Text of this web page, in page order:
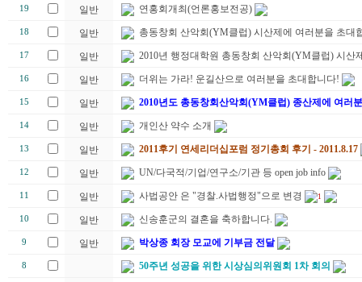
19 일반 연홍회개최(언론홍보전공)
18 일반 총동창회 산악회(YM클럽) 시산제에 여러분을 초대
17 일반 2010년 행정대학원 총동창회 산악회(YM클럽) 시산
16 일반 더위는 가라! 운길산으로 여러분을 초대합니다!
15 일반 2010년도 총동창회산악회(YM클럽) 종산제에 여러
14 일반 개인산 약수 소개
13 일반 2011후기 연세리더십포럼 정기총회 후기 - 2011.8.17
12 일반 UN/다국적/기업/연구소/기관 등 open job info
11 일반 사법공안 은 "경찰.사법행정"으로 변경 1
10 일반 신송훈군의 결혼을 축하합니다.
9 일반 박상종 회장 모교에 기부금 전달
8 50주년 성공을 위한 시상심의위원회 1차 회의